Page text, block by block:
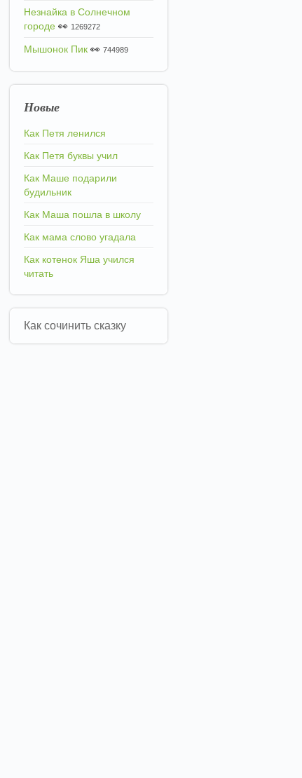
Незнайка в Солнечном
городе 👀 1269272
Мышонок Пик 👀 744989
Новые
Как Петя ленился
Как Петя буквы учил
Как Маше подарили
будильник
Как Маша пошла в школу
Как мама слово угадала
Как котенок Яша учился
читать
Как сочинить сказку